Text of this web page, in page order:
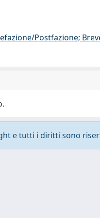
Postfazione;
e tutti i diritti sono